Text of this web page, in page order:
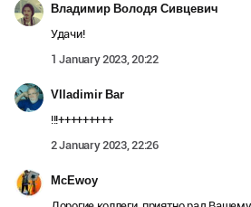
Владимир Володя Сивцевич
Удачи!
1 January 2023, 20:22
Vlladimir Bar
!!!+++++++++
2 January 2023, 22:26
МcEwoy